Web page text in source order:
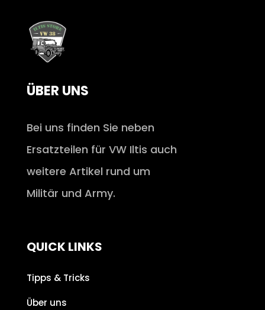
ÜBER UNS
Bei uns finden Sie neben
Ersatzteilen für VW Iltis auch
weitere Artikel rund um
Militär und Army.
QUICK LINKS
Tipps & Tricks
Über uns